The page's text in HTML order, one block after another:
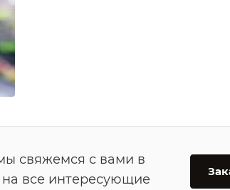
свяжемся с вами в
все интересующие